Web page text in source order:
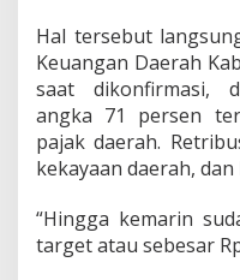
Hal tersebut
Keuangan Daerah
saat dikonfirmasi,
angka 71 persen
pajak daerah.
kekayaan daerah,
“Hingga kemarin
target atau sebesar